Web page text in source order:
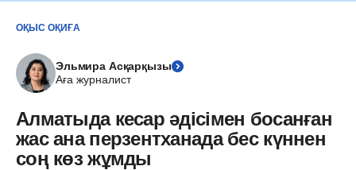
ОҚЫС ОҚИҒА
Эльмира Асқарқызы
Аға журналист
Алматыда кесар әдісімен босанған
жас ана перзентханада бес күннен
соң көз жұмды